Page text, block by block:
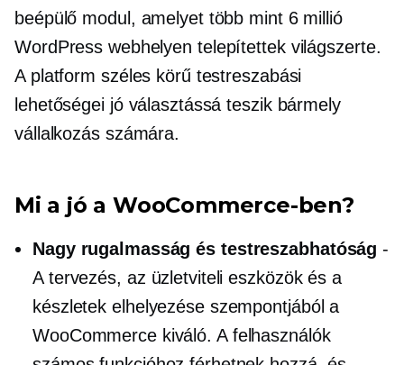
beépülő modul, amelyet több mint 6 millió
WordPress webhelyen telepítettek világszerte.
A platform széles körű testreszabási
lehetőségei jó választássá teszik bármely
vállalkozás számára.
Mi a jó a WooCommerce-ben?
Nagy rugalmasság és testreszabhatóság -
A tervezés, az üzletviteli eszközök és a
készletek elhelyezése szempontjából a
WooCommerce kiváló. A felhasználók